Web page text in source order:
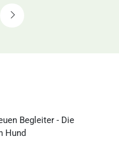
Begleiter - Die
Hund